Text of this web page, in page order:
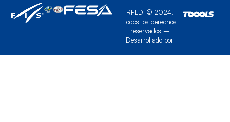
RFEDI © 2024.
Todos los derechos
reservados –
Desarrollado por